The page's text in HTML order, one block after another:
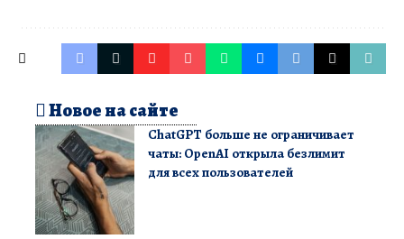
Новое на сайте
ChatGPT больше не ограничивает
чаты: OpenAI открыла безлимит
для всех пользователей